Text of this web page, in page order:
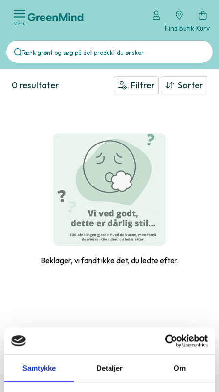
Samtykke Detaljer Om
Menu
Find butik Kurv
0 resultater Filtrer Sorter
Beklager, vi fandt ikke det, du ledte efter.
1-0 af 0 ...